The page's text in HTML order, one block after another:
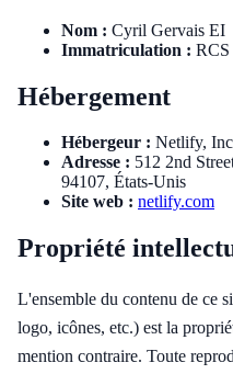
Nom : Cyril Gervais EI
Immatriculation : RCS
Hébergement
Hébergeur : Netlify,
Adresse : 512 2nd
94107, États-Unis
Site web : netlify.com
Propriété
L'ensemble du contenu de ce
logo, icônes, etc.) est la
mention contraire. Toute